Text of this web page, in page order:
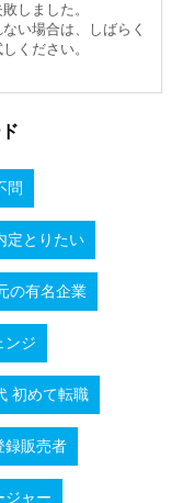
しました。
い場合は、しばらく
ください。
問
定とりたい
の有名企業
ンジ
初めて転職
録販売者
ジャー